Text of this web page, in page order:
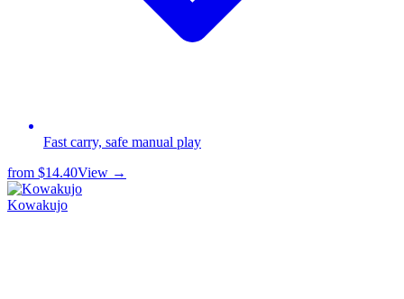
Fast carry, safe manual play
from $14.40View →
Kowakujo